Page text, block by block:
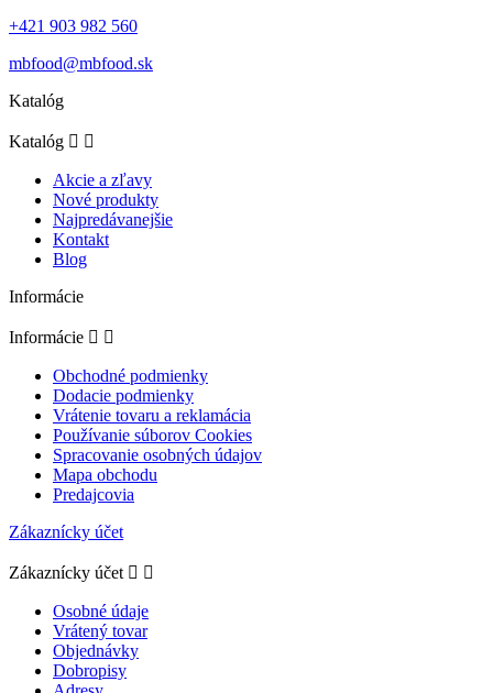
+421 903 982 560
mbfood@mbfood.sk
Katalóg
Katalóg  
Akcie a zľavy
Nové produkty
Najpredávanejšie
Kontakt
Blog
Informácie
Informácie  
Obchodné podmienky
Dodacie podmienky
Vrátenie tovaru a reklamácia
Používanie súborov Cookies
Spracovanie osobných údajov
Mapa obchodu
Predajcovia
Zákaznícky účet
Zákaznícky účet  
Osobné údaje
Vrátený tovar
Objednávky
Dobropisy